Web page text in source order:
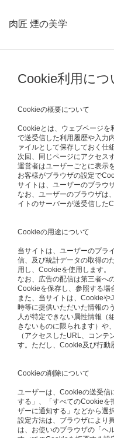
肉匠 煙の美学
Cookie利用につ
Cookieの概要について
Cookieとは、ウェブページを
で送受信した利用履歴や入力
ァイルとして保存しておく仕
次回、同じページにアクセス
運営者はユーザーごとに表示
お客様がブラウザの設定で
サイトは、ユーザーのブラウ
なお、ユーザーのブラウザは
イトのサーバーが送受信した
Cookieの用途について
当サイトは、ユーザーのプラ
信、及び統計データの取得の
用し、Cookieを使用します。
なお、広告の配信は第三者へ
Cookieを保存し、参照する場
また、当サイトは、Cookie
時等に提供いただいた情報の
人が特定できない属性情報（
きないものに限られます）や
（アクセスしたURL、コンテ
す。ただし、Cookie及び行動
Cookieの削除について
ユーザーは、Cookieの送受信
する」、「すべてのCookieを
ザーに通知する」などから選
設定方法は、ブラウザにより
は、お使いのブラウザの「ヘ